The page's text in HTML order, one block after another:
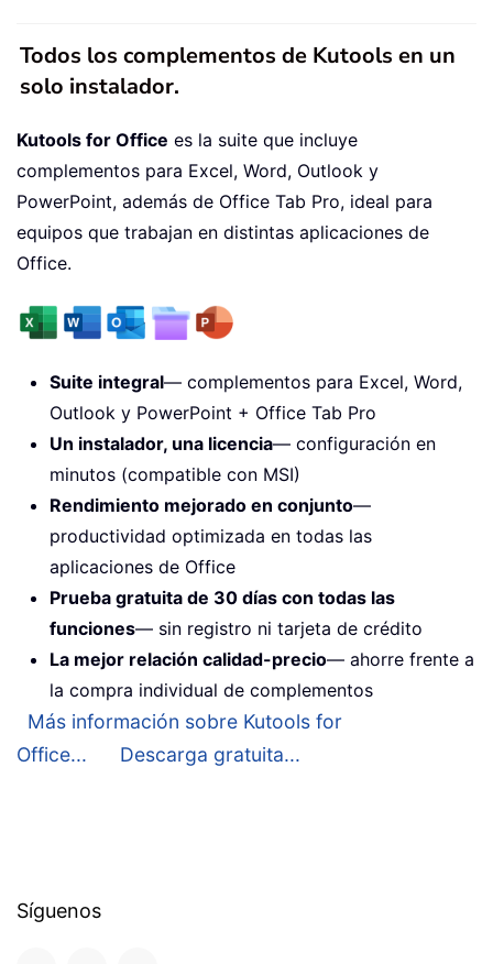
Todos los complementos de Kutools en un
solo instalador.
Kutools for Office es la suite que incluye
complementos para Excel, Word, Outlook y
PowerPoint, además de Office Tab Pro, ideal para
equipos que trabajan en distintas aplicaciones de
Office.
Suite integral— complementos para Excel, Word,
Outlook y PowerPoint + Office Tab Pro
Un instalador, una licencia— configuración en
minutos (compatible con MSI)
Rendimiento mejorado en conjunto—
productividad optimizada en todas las
aplicaciones de Office
Prueba gratuita de 30 días con todas las
funciones— sin registro ni tarjeta de crédito
La mejor relación calidad-precio— ahorre frente a
la compra individual de complementos
Más información sobre Kutools for
Office...
Descarga gratuita...
Síguenos